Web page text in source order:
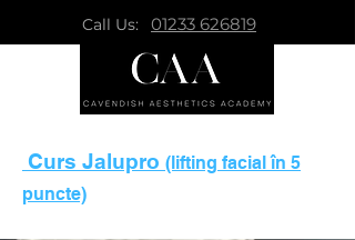
Call Us: 01233 626819
Curs Jalupro (lifting facial în 5
puncte)